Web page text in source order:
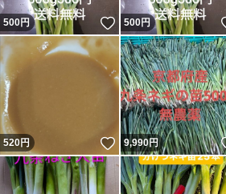
500円 いいね！
500円
520円 いいね！
9,990円